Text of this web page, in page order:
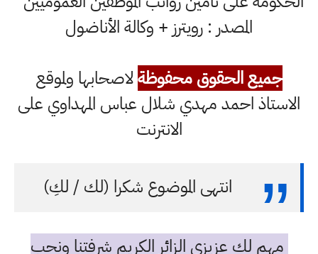
المصدر : رويترز + وكالة الأناضول
جميع الحقوق محفوظةلاصحابها ولموقع
الاستاذ احمد مهدي شلال عباس المهداوي على
الانترنت
انتهى الموضوع شكرا (لك / لكِ)
مهم لك عزيزي الزائر الكريم شرفتنا ونحب